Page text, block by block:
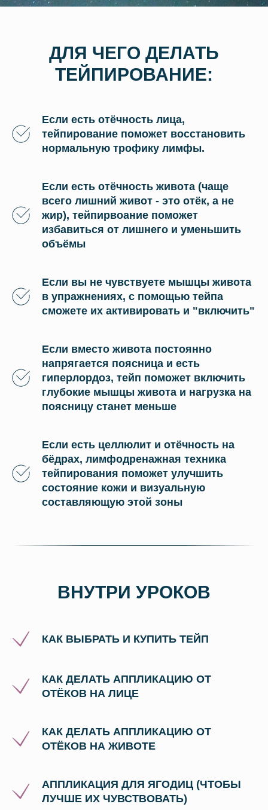
ДЛЯ ЧЕГО ДЕЛАТЬ
ТЕЙПИРОВАНИЕ:
Если есть отёчность лица,
тейпирование поможет восстановить
нормальную трофику лимфы.
Если есть отёчность живота (чаще
всего лишний живот - это отёк, а не
жир), тейпирвоание поможет
избавиться от лишнего и уменьшить
объёмы
Если вы не чувствуете мышцы живота
в упражнениях, с помощью тейпа
сможете их активировать и "включить"
Если вместо живота постоянно
напрягается поясница и есть
гиперлордоз, тейп поможет включить
глубокие мышцы живота и нагрузка на
поясницу станет меньше
Если есть целлюлит и отёчность на
бёдрах, лимфодренажная техника
тейпирования поможет улучшить
состояние кожи и визуальную
составляющую этой зоны
ВНУТРИ УРОКОВ
КАК ВЫБРАТЬ И КУПИТЬ ТЕЙП
КАК ДЕЛАТЬ АППЛИКАЦИЮ ОТ
ОТЁКОВ НА ЛИЦЕ
КАК ДЕЛАТЬ АППЛИКАЦИЮ ОТ
ОТЁКОВ НА ЖИВОТЕ
АППЛИКАЦИЯ ДЛЯ ЯГОДИЦ (ЧТОБЫ
ЛУЧШЕ ИХ ЧУВСТВОВАТЬ)